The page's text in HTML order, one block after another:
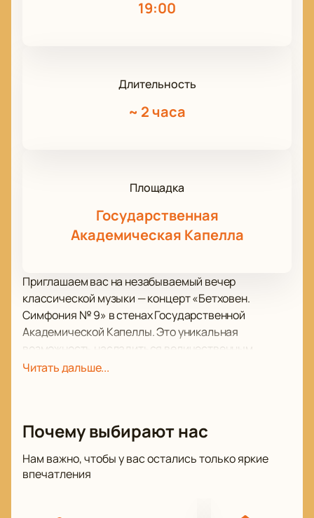
19:00
Длительность
~ 2 часа
Площадка
Государственная
Академическая Капелла
Приглашаем вас на незабываемый вечер
классической музыки — концерт «Бетховен.
Симфония № 9» в стенах Государственной
Академической Капеллы. Это уникальная
возможность насладиться величественным
произведением, которое по праву считается одним
центральным событием этого музыкального
Государственная Академическая Капелла — это
историческая площадка в самом сердце города,
Читать дальше...
Почему выбирают нас
Нам важно, чтобы у вас остались только яркие
впечатления